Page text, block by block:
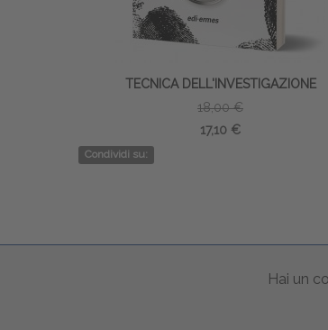
TECNICA DELL'INVESTIGAZIONE
18,00 €
17,10 €
Condividi su:
Hai un